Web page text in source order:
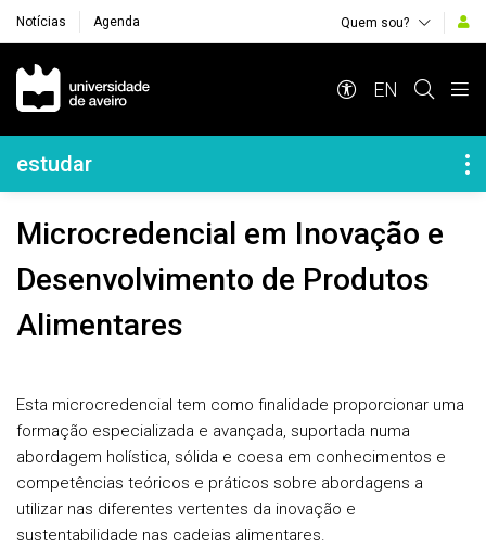
Notícias Agenda Quem sou?
Navegação Principal
EN
Navegação Lateral
estudar
Microcredencial em Inovação e
Desenvolvimento de Produtos
Alimentares
Esta microcredencial tem como finalidade proporcionar uma
formação especializada e avançada, suportada numa
abordagem holística, sólida e coesa em conhecimentos e
competências teóricos e práticos sobre abordagens a
utilizar nas diferentes vertentes da inovação e
sustentabilidade nas cadeias alimentares.